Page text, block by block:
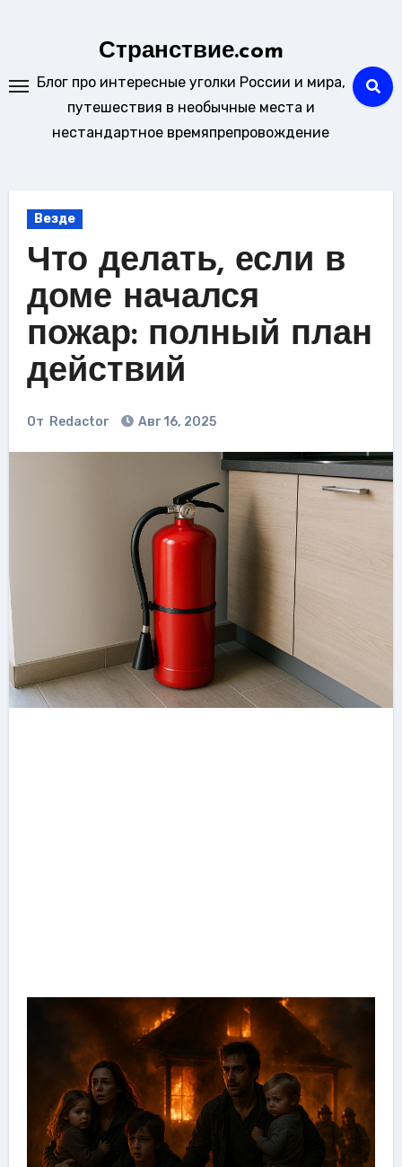
Странствие.com
Блог про интересные уголки России и мира,
путешествия в необычные места и
нестандартное времяпрепровождение
Везде
Что делать, если в
доме начался
пожар: полный план
действий
От Redactor Авг 16, 2025